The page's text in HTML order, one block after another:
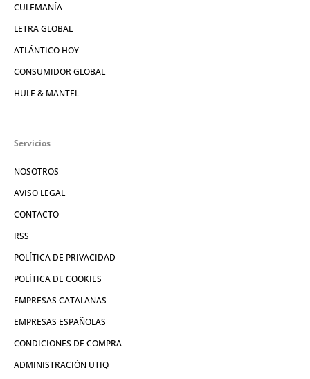
CULEMANÍA
LETRA GLOBAL
ATLÁNTICO HOY
CONSUMIDOR GLOBAL
HULE & MANTEL
Servicios
NOSOTROS
AVISO LEGAL
CONTACTO
RSS
POLÍTICA DE PRIVACIDAD
POLÍTICA DE COOKIES
EMPRESAS CATALANAS
EMPRESAS ESPAÑOLAS
CONDICIONES DE COMPRA
ADMINISTRACIÓN UTIQ